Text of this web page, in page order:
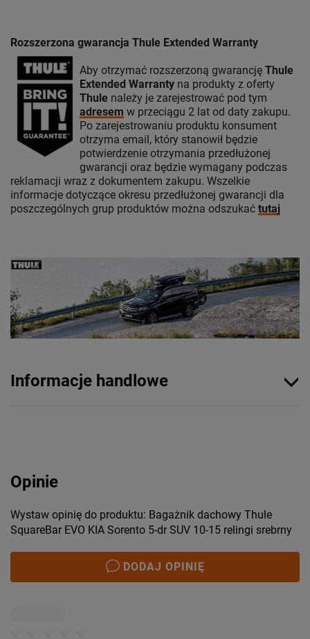
Rozszerzona gwarancja Thule Extended Warranty
Aby otrzymać rozszerzoną gwarancję Thule
Extended Warranty na produkty z oferty
Thule należy je zarejestrować pod tym
adresem w przeciągu 2 lat od daty zakupu.
Po zarejestrowaniu produktu konsument
otrzyma email, który stanowił będzie
potwierdzenie otrzymania przedłużonej
gwarancji oraz będzie wymagany podczas
reklamacji wraz z dokumentem zakupu. Wszelkie
informacje dotyczące okresu przedłużonej gwarancji dla
poszczególnych grup produktów można odszukać tutaj
Informacje handlowe
Opinie
Wystaw opinię do produktu: Bagażnik dachowy Thule
SquareBar EVO KIA Sorento 5-dr SUV 10-15 relingi srebrny
DODAJ OPINIĘ